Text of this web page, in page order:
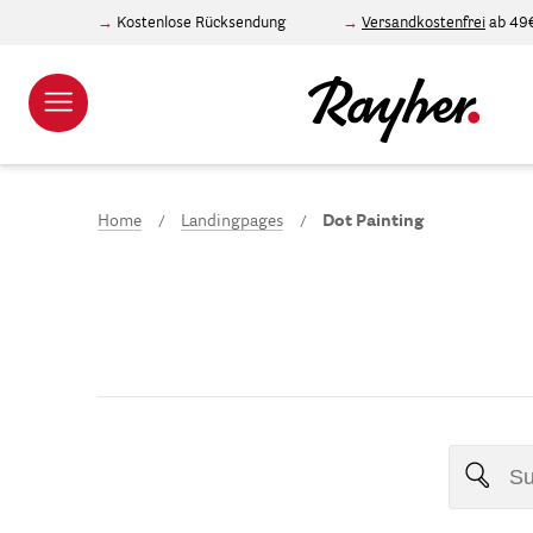
Kostenlose Rücksendung Versandkostenfrei ab
Home Landingpages Dot Painting